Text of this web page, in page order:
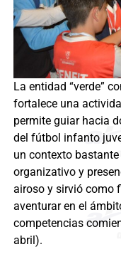
La entidad “verde”
fortalece una
permite guiar hacia
del fútbol infanto
un contexto
organizativo y
airoso y sirvió como
aventurar en el
competencias
abril).